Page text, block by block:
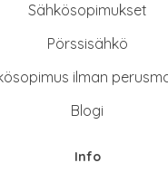
Sähkösopimukset
Pörssisähkö
ilman
Blogi
Info